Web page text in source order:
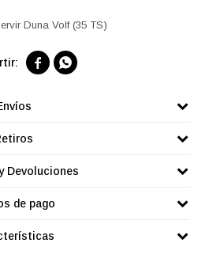
Duna Volf (35 TS)
 
Devoluciones
de pago